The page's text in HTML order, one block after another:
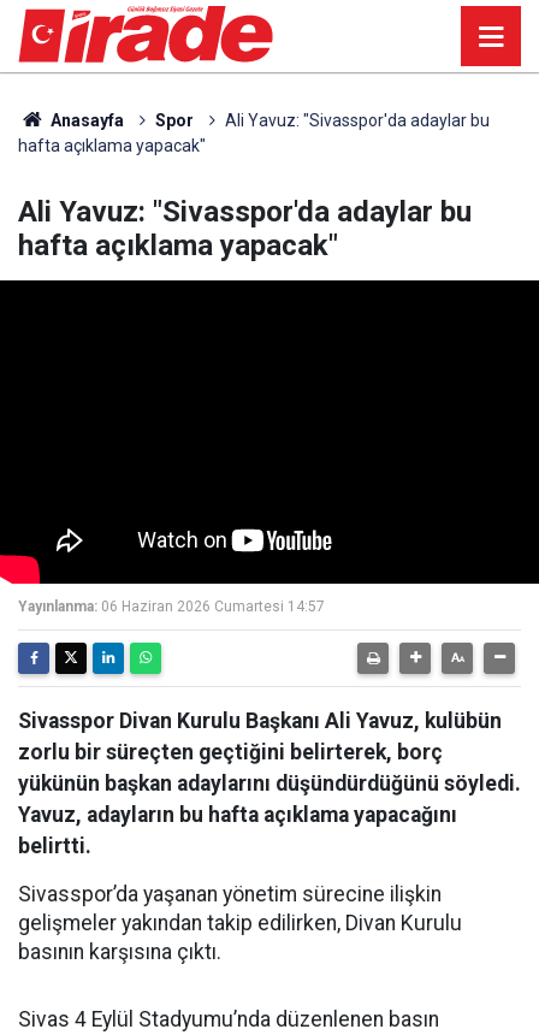
Anasayfa Spor
Ali Yavuz: "Sivasspor'da adaylar bu
hafta açıklama yapacak"
Ali Yavuz: "Sivasspor'da adaylar bu
hafta açıklama yapacak"
Yayınlanma: 06 Haziran 2026 Cumartesi 14:57
Sivasspor Divan Kurulu Başkanı Ali Yavuz, kulübün
zorlu bir süreçten geçtiğini belirterek, borç
yükünün başkan adaylarını düşündürdüğünü söyledi.
Yavuz, adayların bu hafta açıklama yapacağını
belirtti.
Sivasspor’da yaşanan yönetim sürecine ilişkin
gelişmeler yakından takip edilirken, Divan Kurulu
basının karşısına çıktı.
Sivas 4 Eylül Stadyumu’nda düzenlenen basın